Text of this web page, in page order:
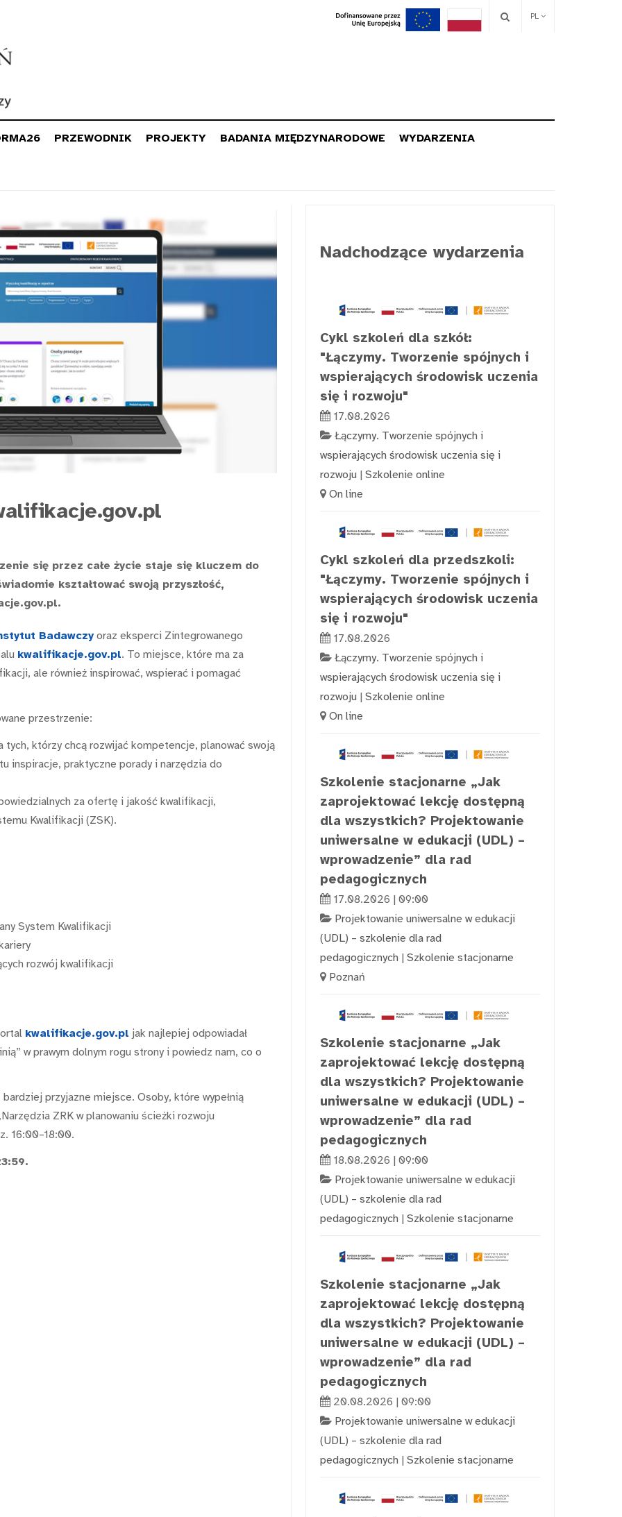
PL
PRZEWODNIK PROJEKTY BADANIA MIĘDZYNARODOWE WYDARZENIA
się przez całe życie staje się kluczem do
kształtować swoją przyszłość,
Badawczy oraz eksperci Zintegrowanego
kwalifikacje.gov.pl. To miejsce, które ma za
ale również inspirować, wspierać i pomagać
przestrzenie:
tych, którzy chcą rozwijać kompetencje, planować swoją
inspiracje, praktyczne porady i narzędzia do
za ofertę i jakość kwalifikacji,
Kwalifikacji (ZSK).
System Kwalifikacji
rozwój kwalifikacji
kwalifikacje.gov.pl jak najlepiej odpowiadał
w prawym dolnym rogu strony i powiedz nam, co o
przyjazne miejsce. Osoby, które wypełnią
ZRK w planowaniu ścieżki rozwoju
16:00–18:00.
Nadchodzące wydarzenia
Cykl szkoleń dla szkół:
"Łączymy. Tworzenie spójnych i
wspierających środowisk uczenia
się i rozwoju"
17.08.2026
Łączymy. Tworzenie spójnych i
wspierających środowisk uczenia się i
rozwoju | Szkolenie online
On line
Cykl szkoleń dla przedszkoli:
"Łączymy. Tworzenie spójnych i
wspierających środowisk uczenia
się i rozwoju"
17.08.2026
Łączymy. Tworzenie spójnych i
wspierających środowisk uczenia się i
rozwoju | Szkolenie online
On line
Szkolenie stacjonarne „Jak
zaprojektować lekcję dostępną
dla wszystkich? Projektowanie
uniwersalne w edukacji (UDL) –
wprowadzenie” dla rad
pedagogicznych
17.08.2026 | 09:00
Projektowanie uniwersalne w edukacji
(UDL) – szkolenie dla rad
pedagogicznych | Szkolenie stacjonarne
Poznań
Szkolenie stacjonarne „Jak
zaprojektować lekcję dostępną
dla wszystkich? Projektowanie
uniwersalne w edukacji (UDL) –
wprowadzenie” dla rad
pedagogicznych
18.08.2026 | 09:00
Projektowanie uniwersalne w edukacji
(UDL) – szkolenie dla rad
pedagogicznych | Szkolenie stacjonarne
Szkolenie stacjonarne „Jak
zaprojektować lekcję dostępną
dla wszystkich? Projektowanie
uniwersalne w edukacji (UDL) –
wprowadzenie” dla rad
pedagogicznych
20.08.2026 | 09:00
Projektowanie uniwersalne w edukacji
(UDL) – szkolenie dla rad
pedagogicznych | Szkolenie stacjonarne